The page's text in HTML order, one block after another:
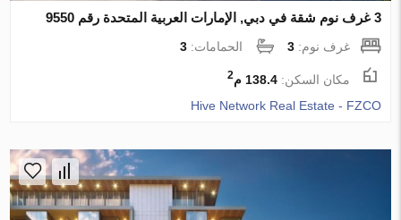
3 غرف نوم شقة في دبي, الإمارات العربية المتحدة رقم 9550
غرف نوم:3 الحمامات:3
مكان السكن:138.4 م 2
Hive Network Real Estate - FZCO